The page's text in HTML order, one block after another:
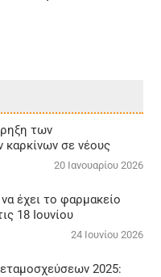
των
καρκίνων σε νέους
20 Ιανουαρίου 2026
έχει το φαρμακείο
18 Ιουνίου
24 Ιουνίου 2026
2025: